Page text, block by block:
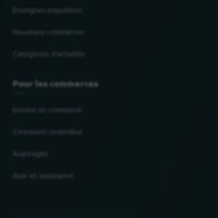
Nouveaux commerces
Pour les commerces
Avantages